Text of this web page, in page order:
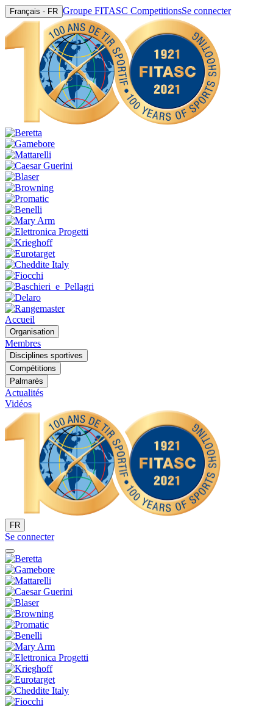
Français - FR Groupe FITASC CompetitionsSe connecter
Accueil
Organisation
Membres
Disciplines sportives
Compétitions
Palmarès
Actualités
Vidéos
FR
Se connecter